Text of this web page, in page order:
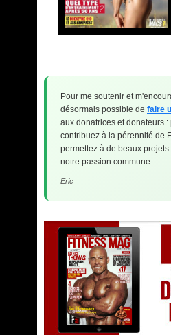
Pour me soutenir et
désormais possible de faire
aux donatrices et donateurs :
contribuez à la pérennité de
permettez à de beaux
notre passion commune.
Eric